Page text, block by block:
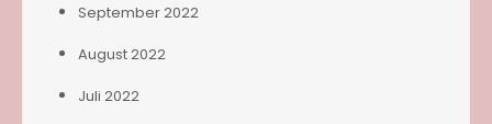
September 2022
August 2022
Juli 2022